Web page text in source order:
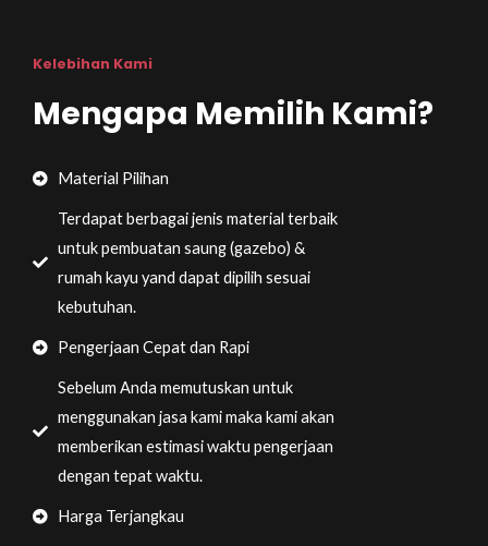
Kelebihan Kami
Mengapa Memilih Kami?
Material Pilihan
Terdapat berbagai jenis material terbaik
untuk pembuatan saung (gazebo) &
rumah kayu yand dapat dipilih sesuai
kebutuhan.
Pengerjaan Cepat dan Rapi
Sebelum Anda memutuskan untuk
menggunakan jasa kami maka kami akan
memberikan estimasi waktu pengerjaan
dengan tepat waktu.
Harga Terjangkau